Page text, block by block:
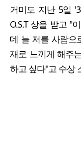
거미도 지난 5일
O.S.T 상을 받고 "
데 늘 저를 사람으
재로 느끼게 해주
하고 싶다"고 수상